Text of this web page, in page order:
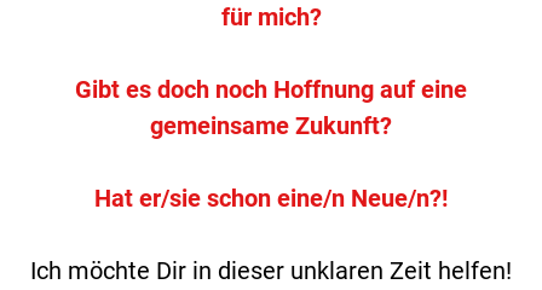
für mich?
Gibt es doch noch Hoffnung auf eine
gemeinsame Zukunft?
Hat er/sie schon eine/n Neue/n?!
Ich möchte Dir in dieser unklaren Zeit helfen!